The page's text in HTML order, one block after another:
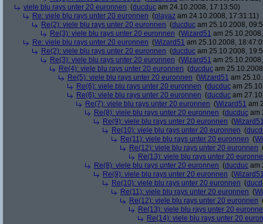
viele blu rays unter 20 euronnen (ducduc am 24.10.2008, 17:13:50)
Re: viele blu rays unter 20 euronnen (playaz am 24.10.2008, 17:31:11)
Re(2): viele blu rays unter 20 euronnen (ducduc am 25.10.2008,
Re(3): viele blu rays unter 20 euronnen (Wizard51 am
Re: viele blu rays unter 20 euronnen (Wizard51 am 25.10.2008,
Re(2): viele blu rays unter 20 euronnen (ducduc am 25.10.2008,
Re(3): viele blu rays unter 20 euronnen (Wizard51 am
Re(4): viele blu rays unter 20 euronnen (ducduc am
Re(5): viele blu rays unter 20 euronnen (Wizard51 am
Re(6): viele blu rays unter 20 euronnen (ducduc am
Re(6): viele blu rays unter 20 euronnen (ducduc am
Re(7): viele blu rays unter 20 euronnen (Wizard51 am
Re(8): viele blu rays unter 20 euronnen (ducduc am
Re(9): viele blu rays unter 20 euronnen (
Re(10): viele blu rays unter 20 euronnen (
Re(11): viele blu rays unter 20 euronnen (
Re(12): viele blu rays unter 20 euronnen
Re(13): viele blu rays unter 20
Re(8): viele blu rays unter 20 euronnen (ducduc am
Re(9): viele blu rays unter 20 euronnen (
Re(10): viele blu rays unter 20 euronnen (
Re(11): viele blu rays unter 20 euronnen (
Re(12): viele blu rays unter 20 euronnen
Re(13): viele blu rays unter 20
Re(14): viele blu rays unter 20